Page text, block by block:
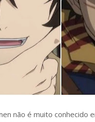
não é muito conhecido